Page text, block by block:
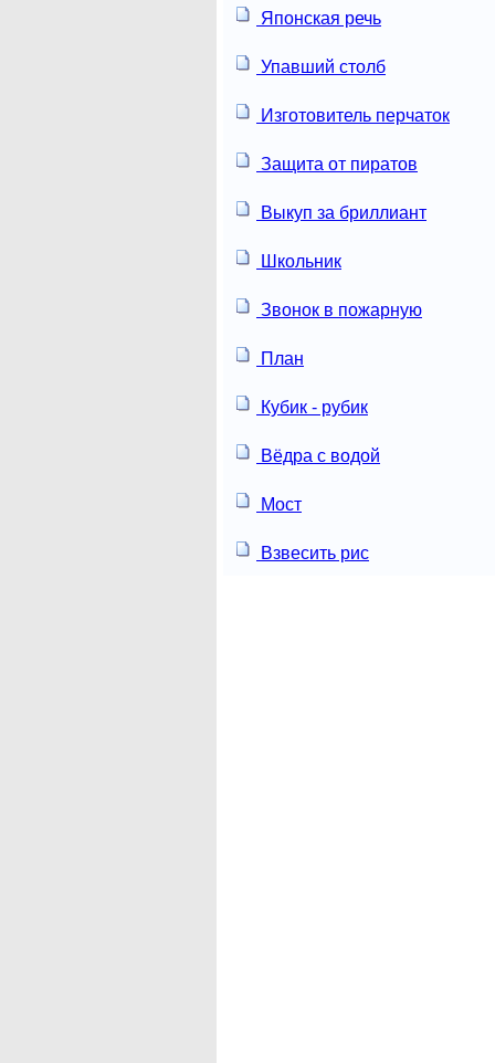
Японская речь
Упавший столб
Изготовитель перчаток
Защита от пиратов
Выкуп за бриллиант
Школьник
Звонок в пожарную
План
Кубик - рубик
Вёдра с водой
Мост
Взвесить рис